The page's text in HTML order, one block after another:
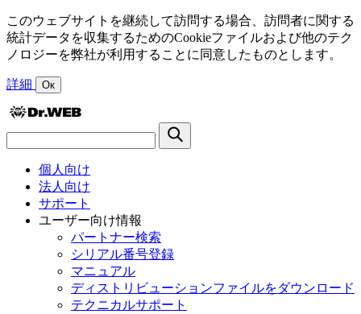
このウェブサイトを継続して訪問する場合、訪問者に関する
統計データを収集するためのCookieファイルおよび他のテク
ノロジーを弊社が利用することに同意したものとします。
詳細 Ок
個人向け
法人向け
サポート
ユーザー向け情報
パートナー検索
シリアル番号登録
マニュアル
ディストリビューションファイルをダウンロード
テクニカルサポート